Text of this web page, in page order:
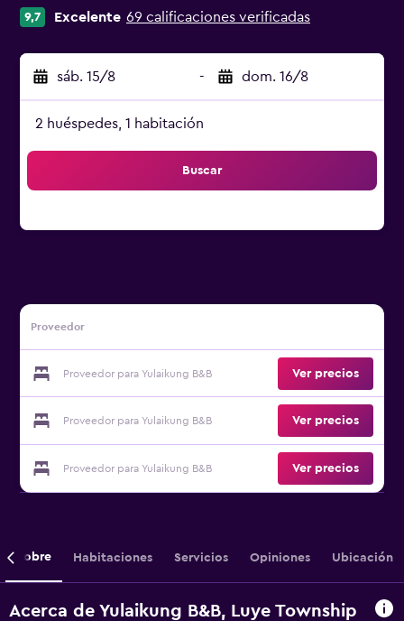
9,7 Excelente 69 calificaciones verificadas
sáb. 15/8 - dom. 16/8
2 huéspedes, 1 habitación
Buscar
Proveedor
Proveedor para Yulaikung B&B Ver precios
Proveedor para Yulaikung B&B Ver precios
Proveedor para Yulaikung B&B Ver precios
Sobre Habitaciones Servicios Opiniones Ubicación
Acerca de Yulaikung B&B, Luye Township